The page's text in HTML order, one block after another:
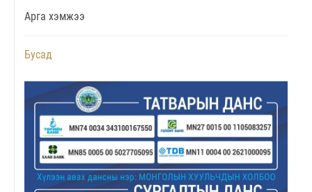
Арга хэмжээ
Бусад